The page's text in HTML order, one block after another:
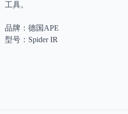
工具。
品牌：德国APE
型号：Spider IR